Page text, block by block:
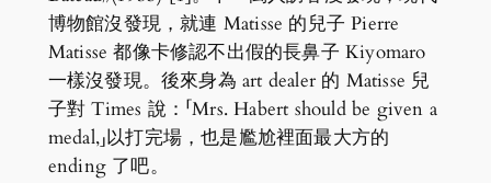
博物館沒發現，就連 Matisse 的兒子 Pierre
Matisse 都像卡修認不出假的長鼻子 Kiyomaro
一樣沒發現。後來身為 art dealer 的 Matisse 兒
子對 Times 說：「Mrs. Habert should be given a
medal,」以打完場，也是尷尬裡面最大方的
ending 了吧。